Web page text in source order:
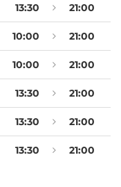
13:30 21:00
10:00 21:00
10:00 21:00
13:30 21:00
13:30 21:00
13:30 21:00